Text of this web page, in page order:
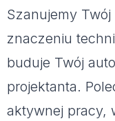
Szanujemy Twój
znaczeniu
buduje Twój
projektanta.
aktywnej pracy,